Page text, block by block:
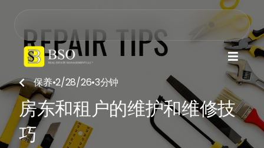

保养•2/28/26•3分钟
房东和租户的维护和维修技
巧